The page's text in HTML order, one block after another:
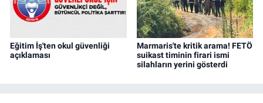
Eğitim İş'ten okul güvenliği
açıklaması
Marmaris'te kritik arama! FETÖ
suikast timinin firari ismi
silahların yerini gösterdi